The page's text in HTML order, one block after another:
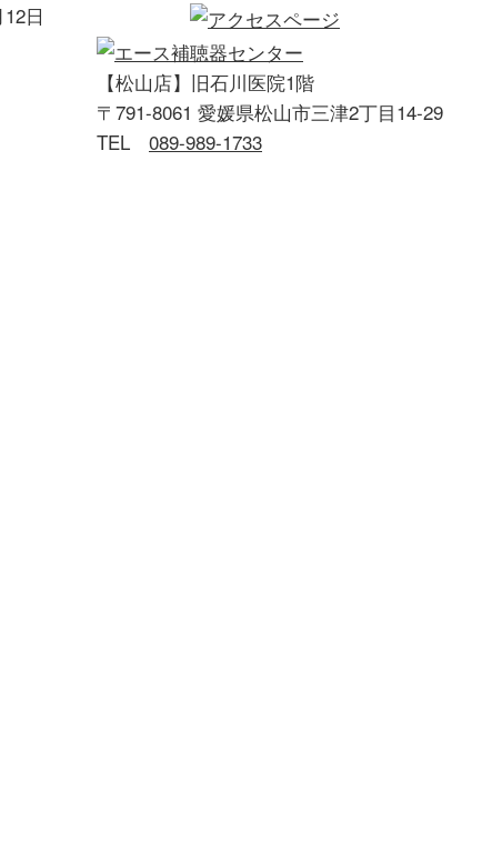
日
【松山店】旧石川医院1階
〒791-8061 愛媛県松山市三津2丁目14-29
TEL 089-989-1733